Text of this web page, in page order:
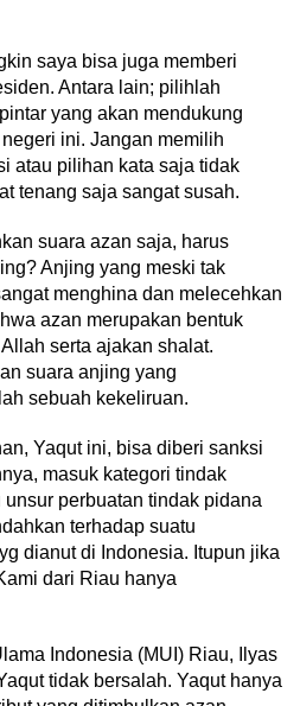
saya bisa juga memberi
Antara lain; pilihlah
yang akan mendukung
ini. Jangan memilih
atau pilihan kata saja tidak
tenang saja sangat susah.
suara azan saja, harus
Anjing yang meski tak
menghina dan melecehkan
azan merupakan bentuk
serta ajakan shalat.
suara anjing yang
sebuah kekeliruan.
Yaqut ini, bisa diberi sanksi
masuk kategori tindak
perbuatan tindak pidana
terhadap suatu
dianut di Indonesia. Itupun jika
dari Riau hanya
Indonesia (MUI) Riau, Ilyas
tidak bersalah. Yaqut hanya